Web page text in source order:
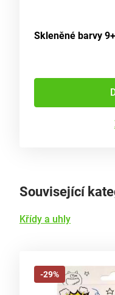
Skleněné barvy
Související
Křídy a uhly
-29%